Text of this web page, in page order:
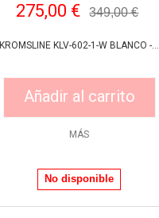
275,00 € 349,00 €
KROMSLINE KLV-602-1-W BLANCO -...
Añadir al carrito
MÁS
No disponible
Vista rápida